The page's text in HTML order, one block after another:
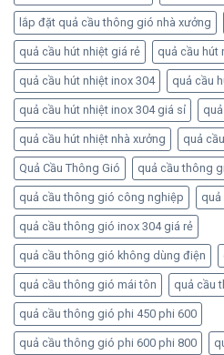
lắp đặt quả cầu thông gió nhà xưởng
quả cầu hút nhiệt giá rẻ quả cầu hút
quả cầu hút nhiệt inox 304 quả cầu
quả cầu hút nhiệt inox 304 giá sỉ
quả cầu hút nhiệt nhà xưởng quả
Quả Cầu Thông Gió quả cầu thông
quả cầu thông gió công nghiệp quả
quả cầu thông gió inox 304 giá rẻ
quả cầu thông gió không dùng điện
quả cầu thông gió mái tôn quả cầu
quả cầu thông gió phi 450 phi 600
quả cầu thông gió phi 600 phi 800